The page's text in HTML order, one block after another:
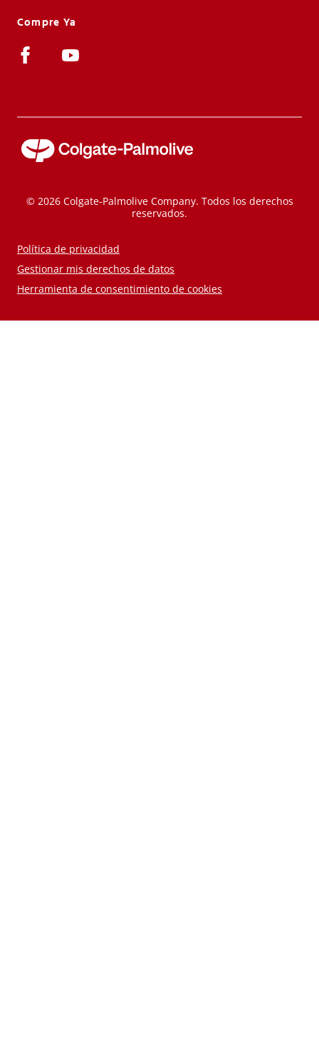
Compre Ya
© 2026 Colgate-Palmolive Company. Todos los derechos
reservados.
Política de privacidad
Gestionar mis derechos de datos
Herramienta de consentimiento de cookies